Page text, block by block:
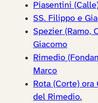
Piasentini
SS. Filippo e
Spezier (Ramo,
Giacomo
Rimedio
Marco
Rota (Corte) ora
del Rimedio.